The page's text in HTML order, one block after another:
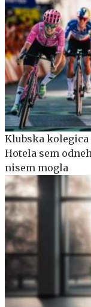
Klubska kolegica
Hotela sem
nisem mogla